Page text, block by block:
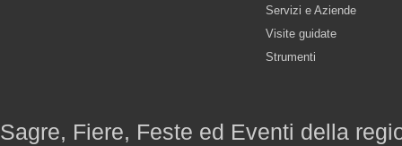
Servizi e Aziende
Visite guidate
Strumenti
Sagre, Fiere, Feste ed Eventi della